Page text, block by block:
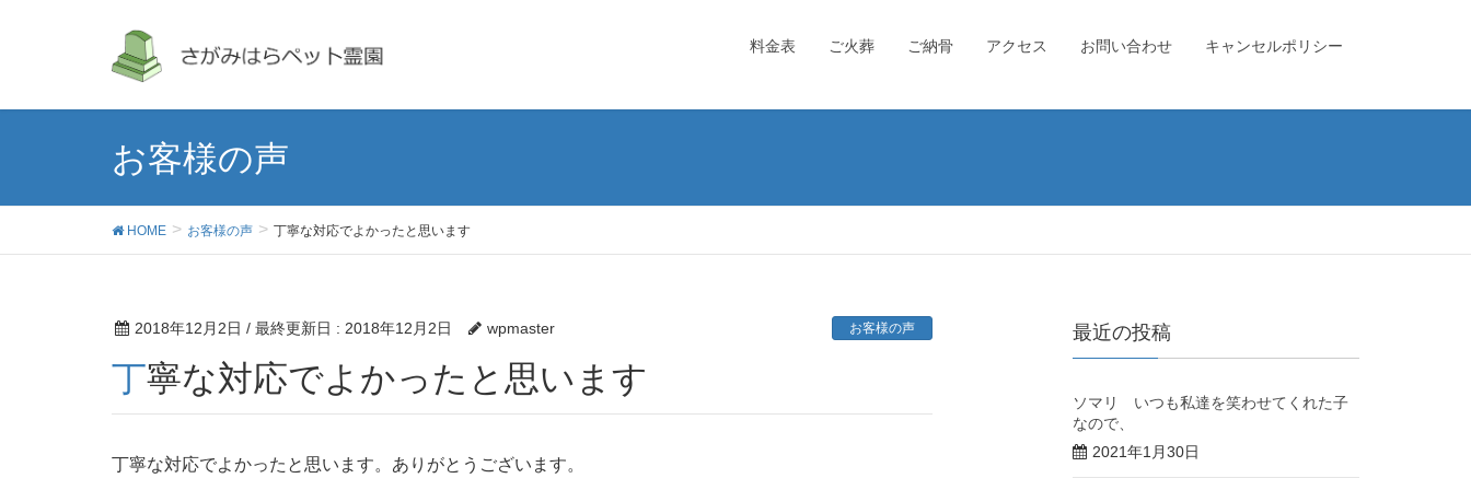
料金表 ご火葬 ご納骨 アクセス お問い合わせ キャンセルポリシー
お客様の声
HOME お客様の声 丁寧な対応でよかったと思います
2018年12月2日 / 最終更新日 : 2018年12月2日 wpmaster お客様の声
丁寧な対応でよかったと思います
丁寧な対応でよかったと思います。ありがとうございます。
最近の投稿
ソマリ いつも私達を笑わせてくれた子
なので、
2021年1月30日